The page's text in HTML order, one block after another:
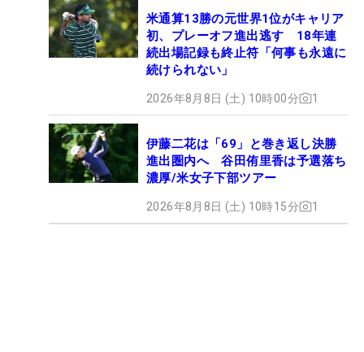
米通算13勝の元世界1位がキャリア
初、プレーオフ進出逃す 18年連
続出場記録も終止符「何事も永遠に
続けられない」
2026年8月8日 (土) 10時00分 1
伊藤二花は「69」と巻き返し決勝
進出圏内へ 谷田侑里香は予選落ち
濃厚/米女子下部ツアー
2026年8月8日 (土) 10時15分 1